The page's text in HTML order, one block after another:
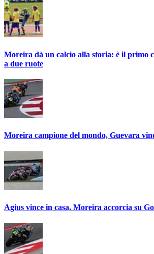
Moreira dà un calcio alla storia: è il primo
a due ruote
Moreira campione del mondo, Guevara
Agius vince in casa, Moreira accorcia su